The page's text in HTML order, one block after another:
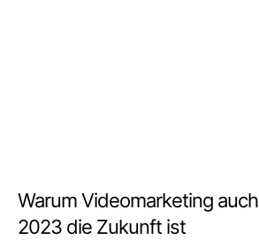
Warum Videomarketing auch
2023 die Zukunft ist